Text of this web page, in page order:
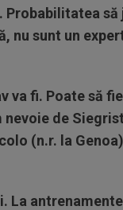
Probabilitatea să
nu sunt un
va fi. Poate să
nevoie de
(n.r. la
La